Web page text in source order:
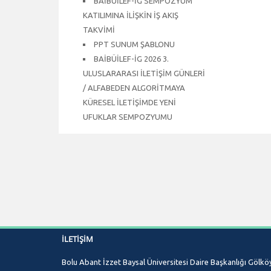
KATILIMINA İLİŞKİN İŞ AKIŞ
TAKVİMİ
PPT SUNUM ŞABLONU
BAİBÜİLEF-İG 2026 3.
ULUSLARARASI İLETİŞİM GÜNLERİ
/ ALFABEDEN ALGORİTMAYA
KÜRESEL İLETİŞİMDE YENİ
UFUKLAR SEMPOZYUMU
İLETIŞIM
Bolu Abant İzzet Baysal Üniversitesi Daire Başkanlığı